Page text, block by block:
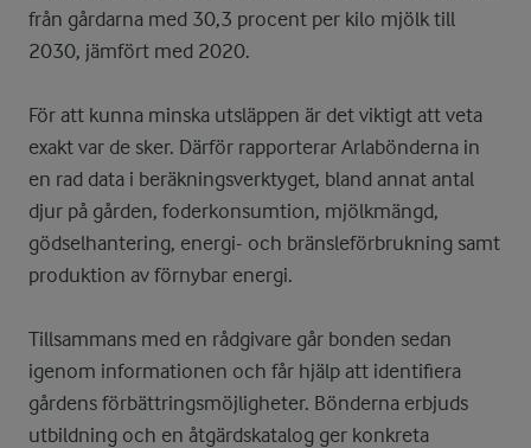
från gårdarna med 30,3 procent per kilo mjölk till
2030, jämfört med 2020.
För att kunna minska utsläppen är det viktigt att veta
exakt var de sker. Därför rapporterar Arlabönderna in
en rad data i beräkningsverktyget, bland annat antal
djur på gården, foderkonsumtion, mjölkmängd,
gödselhantering, energi- och bränsleförbrukning samt
produktion av förnybar energi.
Tillsammans med en rådgivare går bonden sedan
igenom informationen och får hjälp att identifiera
gårdens förbättringsmöjligheter. Bönderna erbjuds
utbildning och en åtgärdskatalog ger konkreta